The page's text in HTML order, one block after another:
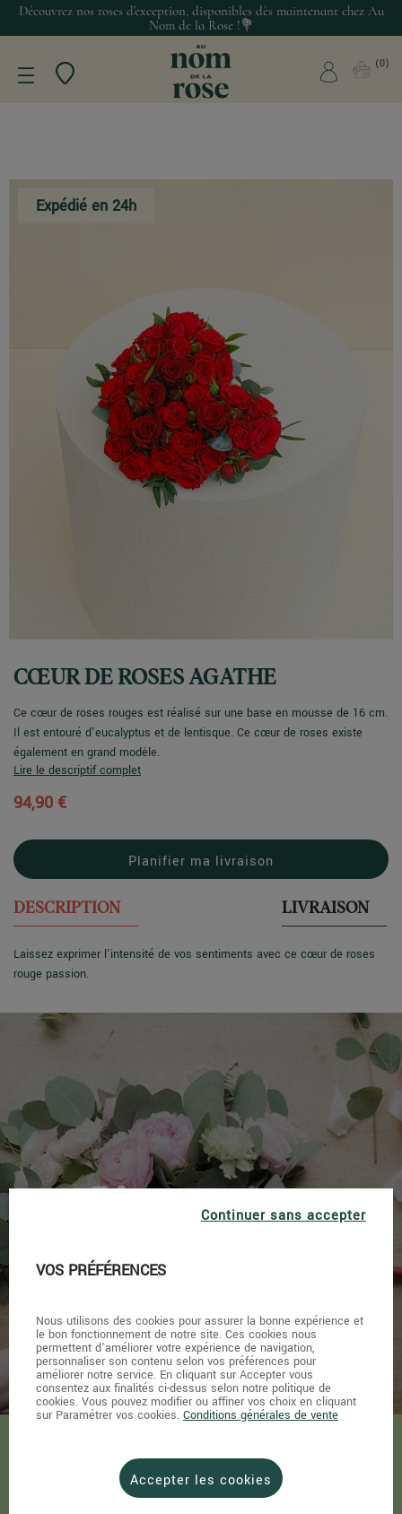
Découvrez nos roses d’exception, disponibles dès maintenant chez Au
Nom de la Rose !💐
0
Expédié en 24h
CŒUR DE ROSES AGATHE
Ce cœur de roses rouges est réalisé sur une base en mousse de 16 cm.
Il est entouré d'eucalyptus et de lentisque. Ce cœur de roses existe
également en grand modèle.
Lire le descriptif complet
94,90 €
Planifier ma livraison
DESCRIPTION LIVRAISON
Laissez exprimer l'intensité de vos sentiments avec ce cœur de roses
rouge passion.
L’entretien
du bouquet
1. TAILLEZ LES FEUILLES
Continuer sans accepter
VOS PRÉFÉRENCES
Nous utilisons des cookies pour assurer la bonne expérience et
le bon fonctionnement de notre site. Ces cookies nous
permettent d'améliorer votre expérience de navigation,
personnaliser son contenu selon vos préférences pour
améliorer notre service. En cliquant sur Accepter vous
consentez aux finalités ci-dessus selon notre politique de
cookies. Vous pouvez modifier ou affiner vos choix en cliquant
sur Paramétrer vos cookies. Conditions générales de vente
Accepter les cookies